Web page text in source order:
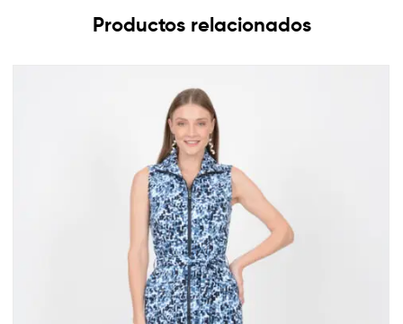
Productos relacionados